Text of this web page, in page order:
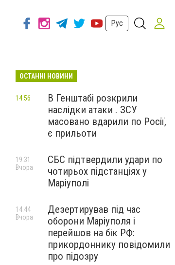
Рус
ОСТАННІ НОВИНИ
В Генштабі розкрили
наслідки атаки . ЗСУ
масовано вдарили по Росії,
є прильоти
14:56
СБС підтвердили удари по
чотирьох підстанціях у
Маріуполі
19:31
Вчора
Дезертирував під час
оборони Маріуполя і
перейшов на бік РФ:
прикордоннику повідомили
про підозру
14:44
Вчора